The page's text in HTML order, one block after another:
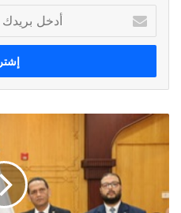
بريدك
الإلكتروني
*"البريد
المصري"
بروتوكول